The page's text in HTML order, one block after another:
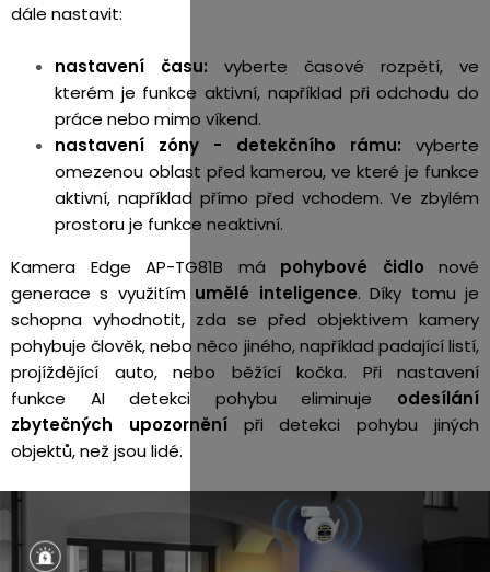
dále nastavit:
nastavení času: vyberte časové rozpětí, ve
kterém je funkce aktivní, například při odchodu do
práce nebo mimo víkend.
nastavení zóny - detekčního rámu: vyberte
omezenou oblast před kamerou, ve které je funkce
aktivní, například přímo před vchodem. Ve zbylém
prostoru je funkce neaktivní.
Kamera Edge AP-TG81B má pohybové čidlo nové
generace s využitím umělé inteligence. Díky tomu je
schopna vyhodnotit, zda se před objektivem kamery
pohybuje člověk, nebo něco jiného, například padající listí,
projíždějící auto, nebo běžící kočka. Při nastavení
funkce AI detekci pohybu eliminuje odesílání
zbytečných upozorněnípři detekci pohybu jiných
objektů, než jsou lidé.